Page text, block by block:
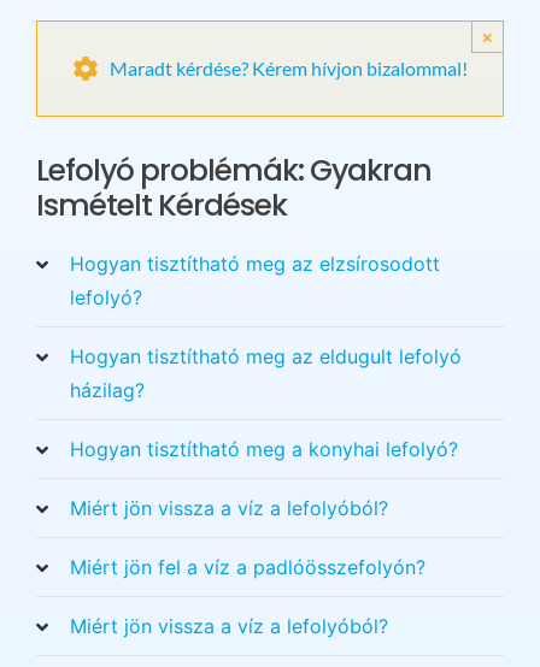
Maradt kérdése? Kérem hívjon bizalommal!
×
Lefolyó problémák: Gyakran
Ismételt Kérdések
Hogyan tisztítható meg az elzsírosodott
lefolyó?
Hogyan tisztítható meg az eldugult lefolyó
házilag?
Hogyan tisztítható meg a konyhai lefolyó?
Miért jön vissza a víz a lefolyóból?
Miért jön fel a víz a padlóösszefolyón?
Miért jön vissza a víz a lefolyóból?